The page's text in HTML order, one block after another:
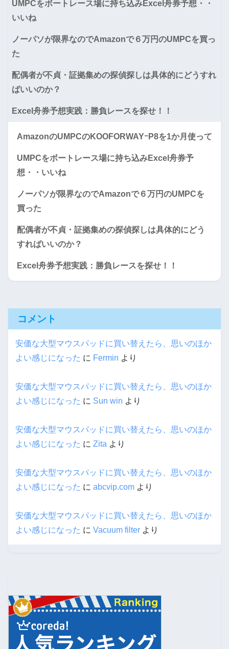
UMPCをボートレース場に持ち込みExcel舟券予想・・
いいね
ノーパソが限界なのでAmazonで６万円のUMPCを買っ
た
配偶者が不貞・証拠集めの探偵探しは具体的にどうすれ
ばいいのか？
Excel舟券予想実践：勝負レースを探せ！！
AmazonのUMPCのKOOFORWAYｰP8を1か月使って
UMPCをボートレース場に持ち込みExcel舟券予
想・・いいね
ノーパソが限界なのでAmazonで６万円のUMPCを
買った
配偶者が不貞・証拠集めの探偵探しは具体的にどう
すればいいのか？
Excel舟券予想実践：勝負レースを探せ！！
コメント
安価な大型マウスパッドに買い替えたら、思いのほか
よい感じになった に Fermin より
安価な大型マウスパッドに買い替えたら、思いのほか
よい感じになった に Sun win より
安価な大型マウスパッドに買い替えたら、思いのほか
よい感じになった に Zita より
安価な大型マウスパッドに買い替えたら、思いのほか
よい感じになった に abcvip.com より
安価な大型マウスパッドに買い替えたら、思いのほか
よい感じになった に Vacuum filter より